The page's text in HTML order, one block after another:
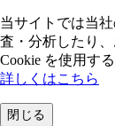
当サイトでは当
査・分析したり
Cookie を使⽤す
詳しくはこちら
閉じる